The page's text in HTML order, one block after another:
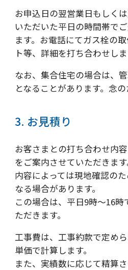
お申込日の翌営業日もしく
いただいた平日の時間帯で
ます。お電話にてガス栓の
ト等、詳細を打ち合わせしま
なお、集合住宅の場合は、
となることがあります。念
3. お見積り
お客さまとの打ち合わせ内
をご案内させていただきます
内容によっては現地確認の
なる場合があります。
この場合は、平日9時～16
ただきます。
工事費は、工事約款で定め
単価で計算します。
また、実績数に応じて精算